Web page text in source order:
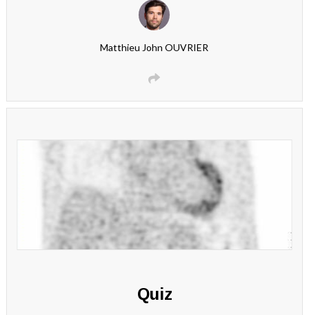
Matthieu John OUVRIER
Quiz